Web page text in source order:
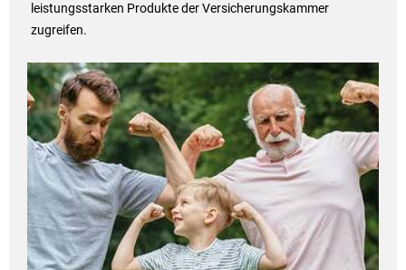
leistungsstarken Produkte der Versicherungskammer
zugreifen.